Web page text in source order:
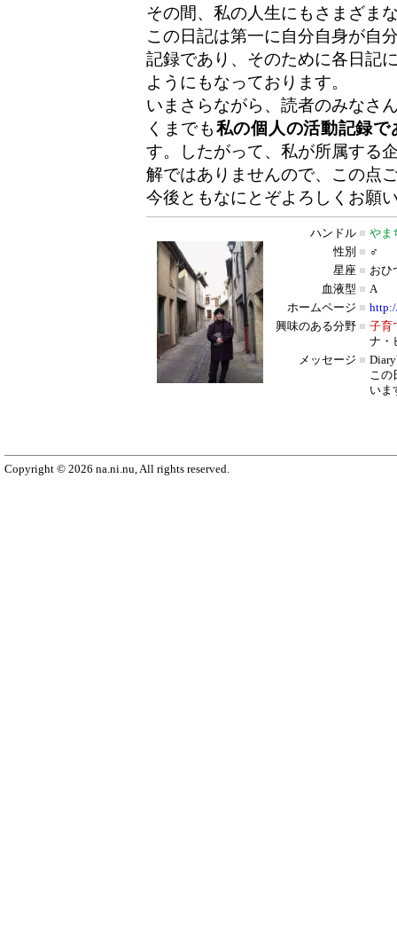
その間、私の人生にもさまざま
この日記は第一に自分自身が自
記録であり、そのために各日記
ようにもなっております。
いまさらながら、読者のみなさ
くまでも私の個人の活動記録で
す。したがって、私が所属する
解ではありませんので、この点
今後ともなにとぞよろしくお願
ハンドル ■ やま
性別 ■ ♂
星座 ■ おひ
血液型 ■ A
ホームページ ■
興味のある分野 ■ 子育
ナ・
メッセージ ■
この
いま
Copyright © 2026 na.ni.nu, All rights reserved.